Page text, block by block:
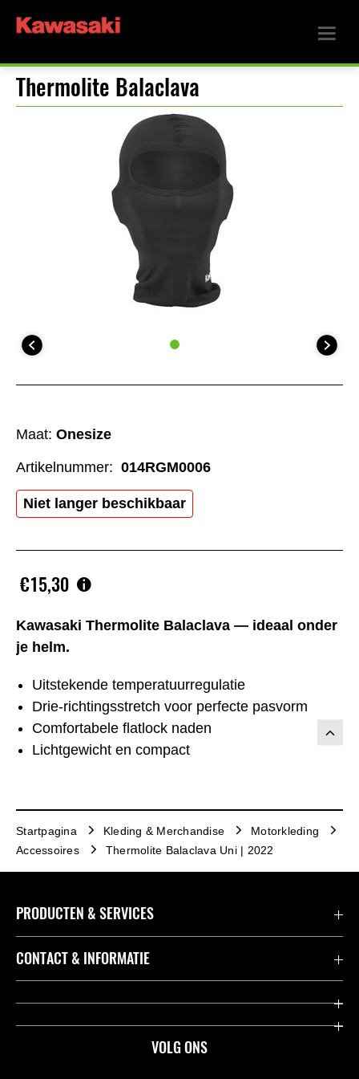
Thermolite Balaclava
Kawasaki Thermolite Balaclava — ideaal onder
je helm.
Uitstekende temperatuurregulatie
Drie-richtingsstretch voor perfecte pasvorm
Comfortabele flatlock naden
Lichtgewicht en compact
€15,30
Maat: Onesize
Niet langer beschikbaar
Artikelnummer: 014RGM0006
Startpagina Kleding & Merchandise
Motorkleding
Accessoires
Thermolite Balaclava Uni | 2022
VOLG ONS
PRODUCTEN & SERVICES
Accessoires & Onderdelen
Dealers
CONTACT & INFORMATIE
Contact